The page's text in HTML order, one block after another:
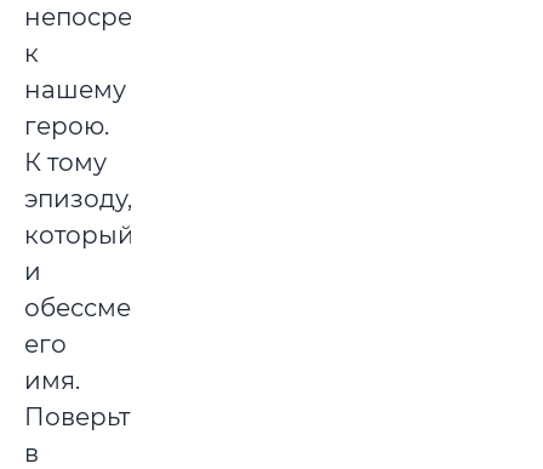
непосредственно
к
нашему
герою.
К тому
эпизоду,
который
и
обессмертил
его
имя.
Поверьте,
в